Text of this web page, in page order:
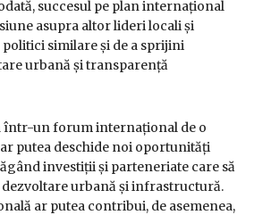
succesul pe plan internațional
asupra altor lideri locali și
similare și de a sprijini
urbană și transparență
într-un forum internațional de o
putea deschide noi oportunități
investiții și parteneriate care să
dezvoltare urbană și infrastructură.
ar putea contribui, de asemenea,